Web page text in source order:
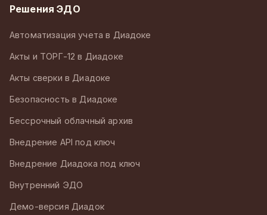
Решения ЭДО
Автоматизация учета в Диадоке
Акты и ТОРГ-12 в Диадоке
Акты сверки в Диадоке
Безопасность в Диадоке
Бессрочный облачный архив
Внедрение API под ключ
Внедрение Диадока под ключ
Внутренний ЭДО
Демо-версия Диадок